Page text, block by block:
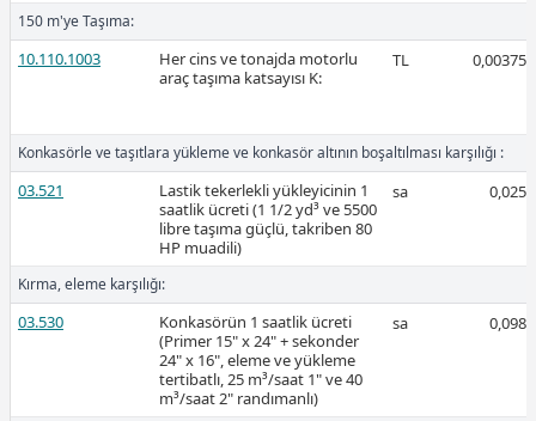
Ücretli
150 m'ye Taşıma:
10.110.1003
Her cins ve tonajda motorlu
araç taşıma katsayısı K:
TL 0,00375
Konkasörle ve taşıtlara yükleme ve konkasör altının boşaltılması karşılığı :
03.521
Lastik tekerlekli yükleyicinin 1
saatlik ücreti (1 1/2 yd³ ve 5500
libre taşıma güçlü, takriben 80
HP muadili)
sa 0,025
Kırma, eleme karşılığı:
03.530
Konkasörün 1 saatlik ücreti
(Primer 15" x 24" + sekonder
24" x 16", eleme ve yükleme
tertibatlı, 25 m³/saat 1" ve 40
m³/saat 2" randımanlı)
sa 0,098